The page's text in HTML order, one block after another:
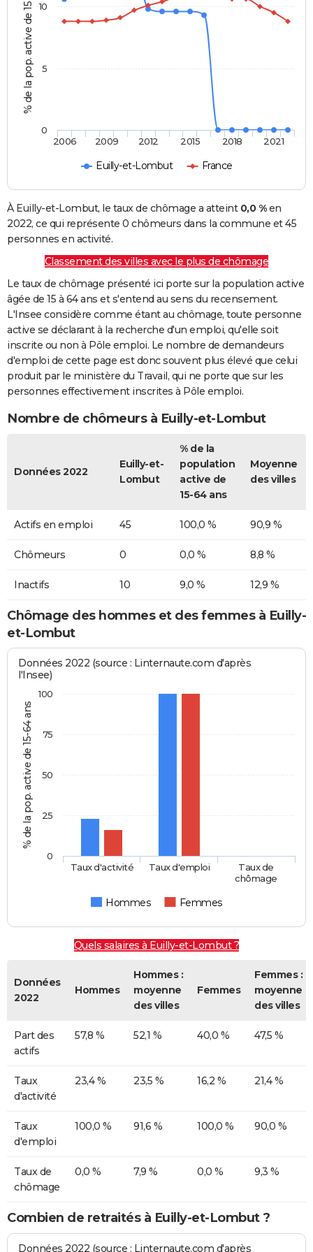
% de la pop. active de 15 - 64 ans
Euilly-et-Lombut France
2006 2009 2012 2015 2018 2021
0
5
10
À Euilly-et-Lombut, le taux de chômage a atteint 0,0 %en
2022, ce qui représente 0 chômeurs dans la commune et 45
personnes en activité.
Classement des villes avec le plus de chômage
Le taux de chômage présenté ici porte sur la population active
âgée de 15 à 64 ans et s'entend au sens du recensement.
L'Insee considère comme étant au chômage, toute personne
active se déclarant à la recherche d'un emploi, qu'elle soit
inscrite ou non à Pôle emploi. Le nombre de demandeurs
d'emploi de cette page est donc souvent plus élevé que celui
produit par le ministère du Travail, qui ne porte que sur les
personnes effectivement inscrites à Pôle emploi.
Nombre de chômeurs à Euilly-et-Lombut
Données 2022
Euilly-et-
Lombut
% de la
population
active de
15-64 ans
Moyenne
des villes
Actifs en emploi 45 100,0 % 90,9 %
Chômeurs 0 0,0 % 8,8 %
Inactifs 10 9,0 % 12,9 %
Chômage des hommes et des femmes à Euilly-
et-Lombut
% de la pop. active de 15-64 ans
Données 2022 (source : Linternaute.com d'après
l'Insee)
Hommes Femmes
Taux d'activité Taux d'emploi
Taux de
chômage
0
25
50
75
100
Quels salaires à Euilly-et-Lombut ?
Données
2022
Hommes
Hommes :
moyenne
des villes
Femmes
Femmes :
moyenne
des villes
Part des
actifs
57,8 % 52,1 % 40,0 % 47,5 %
Taux
d'activité
23,4 % 23,5 % 16,2 % 21,4 %
Taux
d'emploi
100,0 % 91,6 % 100,0 % 90,0 %
Taux de
chômage
0,0 % 7,9 % 0,0 % 9,3 %
Combien de retraités à Euilly-et-Lombut ?
Données 2022 (source : Linternaute.com d'après